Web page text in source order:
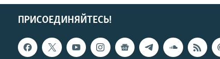
ПРИСОЕДИНЯЙТЕСЬ!